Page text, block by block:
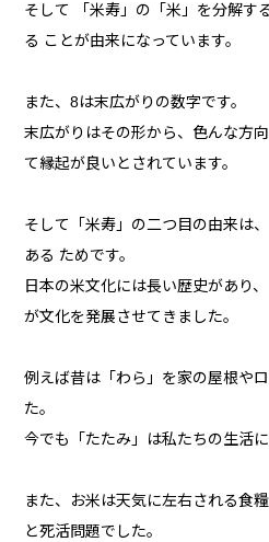
そして 「米寿」の「米」を分解す
る ことが由来になっています。
また、8は末広がりの数字です。
末広がりはその形から、色んな方
て縁起が良いとされています。
そして「米寿」の二つ目の由来は
ある ためです。
日本の米文化には長い歴史があり
が文化を発展させてきました。
例えば昔は「わら」を家の屋根や
た。
今でも「たたみ」は私たちの生活に
また、お米は天気に左右される食
と死活問題でした。